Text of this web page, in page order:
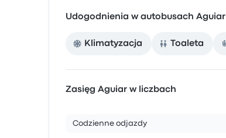
Udogodnienia w autobusach Aguiar
Klimatyzacja Toaleta
Zasięg Aguiar w liczbach
Codzienne odjazdy